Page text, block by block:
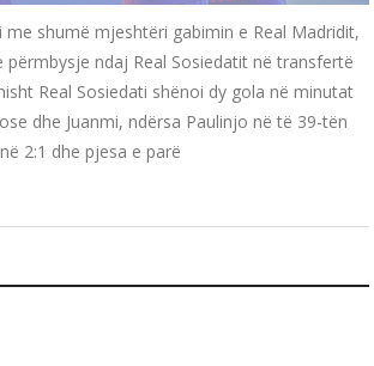
shumë mjeshtëri gabimin e Real Madridit,
ndaj Real Sosiedatit në transfertë
Real Sosiedati shënoi dy gola në minutat
dhe Juanmi, ndërsa Paulinjo në të 39-tën
2:1 dhe pjesa e parë